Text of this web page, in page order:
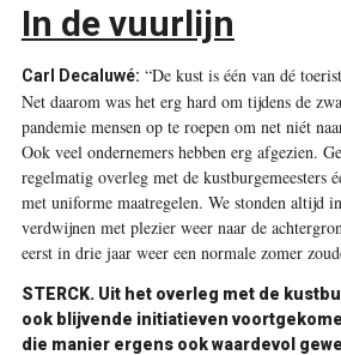
In de vuurlijn
Carl Decaluwé: “De kust is één van dé
Net daarom was het erg hard om tijdens de
pandemie mensen op te roepen om net niét
Ook veel ondernemers hebben erg afgezien.
regelmatig overleg met de kustburgemeesters
met uniforme maatregelen. We stonden altijd
verdwijnen met plezier weer naar de
eerst in drie jaar weer een normale zomer
STERCK. Uit het overleg met de
ook blijvende initiatieven
die manier ergens ook waardevol